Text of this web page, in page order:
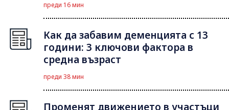
преди 16 мин
Как да забавим деменцията с 13
години: 3 ключови фактора в
средна възраст
преди 38 мин
Променят движението в участъци